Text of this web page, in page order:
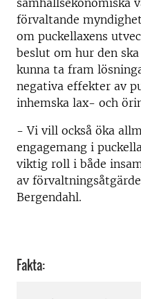
samhällsekonomiska
förvaltande
om puckellaxens
beslut om hur den
kunna ta fram
negativa effekter av
inhemska lax- och
- Vi vill också öka
engagemang i
viktig roll i både
av
Bergendahl.
Fakta: